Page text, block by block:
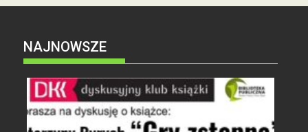
NAJNOWSZE